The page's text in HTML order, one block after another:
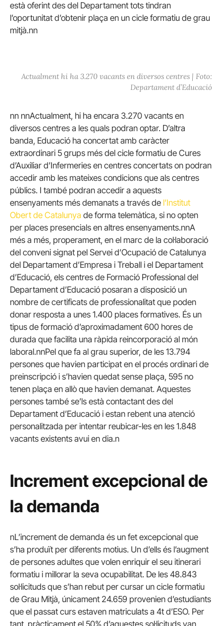
està oferint des del Departament tots tindran
l’oportunitat d’obtenir plaça en un cicle formatiu de grau
mitjà.nn
Actualment hi ha 3.270 vacants en diversos centres | Foto:
Departament d’Educació
nn nnActualment, hi ha encara 3.270 vacants en
diversos centres a les quals podran optar. D’altra
banda, Educació ha concertat amb caràcter
extraordinari 5 grups més del cicle formatiu de Cures
d’Auxiliar d’Infermeries en centres concertats on podran
accedir amb les mateixes condicions que als centres
públics. I també podran accedir a aquests
ensenyaments més demanats a través de l’Institut
Obert de Catalunya de forma telemàtica, si no opten
per places presencials en altres ensenyaments.nnA
més a més, properament, en el marc de la col·laboració
del conveni signat pel Servei d’Ocupació de Catalunya
del Departament d’Empresa i Treball i el Departament
d’Educació, els centres de Formació Professional del
Departament d’Educació posaran a disposició un
nombre de certificats de professionalitat que poden
donar resposta a unes 1.400 places formatives. És un
tipus de formació d’aproximadament 600 hores de
durada que facilita una ràpida reincorporació al món
laboral.nnPel que fa al grau superior, de les 13.794
persones que havien participat en el procés ordinari de
preinscripció i s’havien quedat sense plaça, 595 no
tenen plaça en allò que havien demanat. Aquestes
persones també se’ls està contactant des del
Departament d’Educació i estan rebent una atenció
personalitzada per intentar reubicar-les en les 1.848
vacants existents avui en dia.n
Increment excepcional de
la demanda
nL’increment de demanda és un fet excepcional que
s’ha produït per diferents motius. Un d’ells és l’augment
de persones adultes que volen enriquir el seu itinerari
formatiu i millorar la seva ocupabilitat. De les 48.843
sol·licituds que s’han rebut per cursar un cicle formatiu
de Grau Mitjà, únicament 24.659 provenien d’estudiants
que el passat curs estaven matriculats a 4t d’ESO. Per